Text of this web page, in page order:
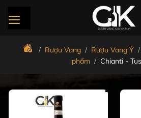
qua
/ Rượu Vang / Rượu Vang Ý /
phẩm / Chianti -